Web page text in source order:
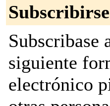
Subscribase
siguiente
electrónico